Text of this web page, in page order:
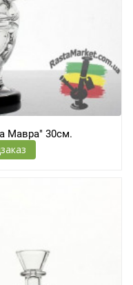
Мавра" 30см.